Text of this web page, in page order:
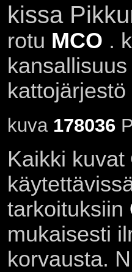
kissa
rotu MCO .
kansallisuus
kattojärjestö
kuva 178036
Kaikki
tarkoituksiin
mukaisesti
korvausta.